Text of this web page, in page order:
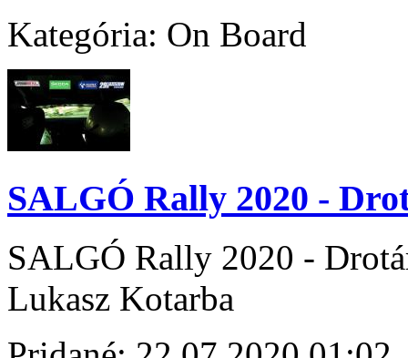
Kategória: On Board
SALGÓ Rally 2020 -
SALGÓ Rally 2020 -
Lukasz Kotarba